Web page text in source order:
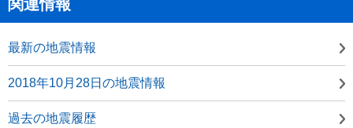
関連情報
最新の地震情報
2018年10月28日の地震情報
過去の地震履歴